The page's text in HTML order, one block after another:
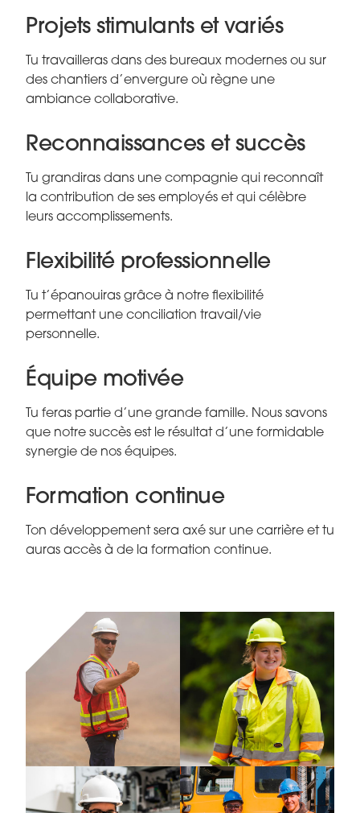
Projets stimulants et variés
Tu travailleras dans des bureaux modernes ou sur
des chantiers d’envergure où règne une
ambiance collaborative.
Reconnaissances et succès
Tu grandiras dans une compagnie qui reconnaît
la contribution de ses employés et qui célèbre
leurs accomplissements.
Flexibilité professionnelle
Tu t’épanouiras grâce à notre flexibilité
permettant une conciliation travail/vie
personnelle.
Équipe motivée
Tu feras partie d’une grande famille. Nous savons
que notre succès est le résultat d’une formidable
synergie de nos équipes.
Formation continue
Ton développement sera axé sur une carrière et tu
auras accès à de la formation continue.